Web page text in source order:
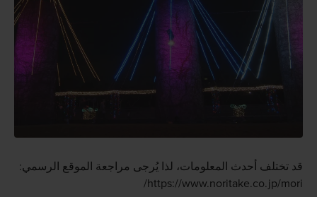
قد تختلف أحدث المعلومات، لذا يُرجى مراجعة الموقع الرسمي:
https://www.noritake.co.jp/mori/